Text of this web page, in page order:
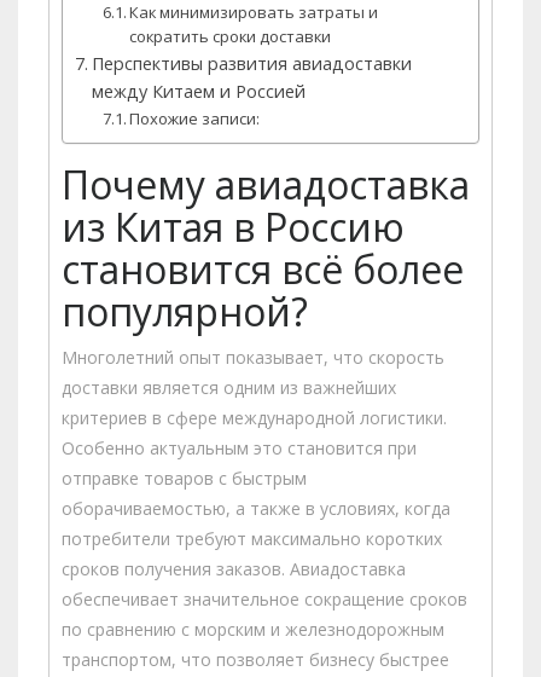
Как минимизировать затраты и
сократить сроки доставки
Перспективы развития авиадоставки
между Китаем и Россией
Похожие записи:
Почему авиадоставка
из Китая в Россию
становится всё более
популярной?
Многолетний опыт показывает, что скорость
доставки является одним из важнейших
критериев в сфере международной логистики.
Особенно актуальным это становится при
отправке товаров с быстрым
оборачиваемостью, а также в условиях, когда
потребители требуют максимально коротких
сроков получения заказов. Авиадоставка
обеспечивает значительное сокращение сроков
по сравнению с морским и железнодорожным
транспортом, что позволяет бизнесу быстрее